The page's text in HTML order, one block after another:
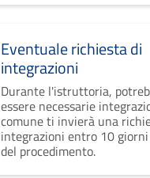
Eventuale richiesta di
integrazioni
Durante l'istruttoria,
essere necessarie
comune ti invierà una
integrazioni entro 10
del procedimento.